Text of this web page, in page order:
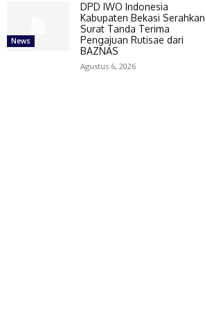
News
DPD IWO Indonesia
Kabupaten Bekasi Serahkan
Surat Tanda Terima
Pengajuan Rutisae dari
BAZNAS
Agustus 6, 2026